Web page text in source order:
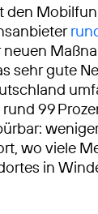
sehr gute
99
wo viele
in